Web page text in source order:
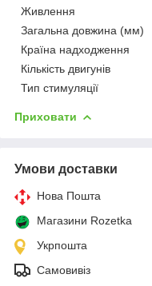
Живлення
Загальна довжина (мм)
Країна надходження
Кількість двигунів
Тип стимуляції
Приховати
Умови доставки
Нова Пошта
Магазини Rozetka
Укрпошта
Самовивіз